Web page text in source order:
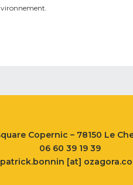
Copernic – 78150 Le
06 60 39 19 39
patrick.bonnin [at]